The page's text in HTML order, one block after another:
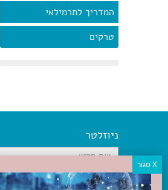
המדריך לתרמילאי
טרקים
ניוזלטר